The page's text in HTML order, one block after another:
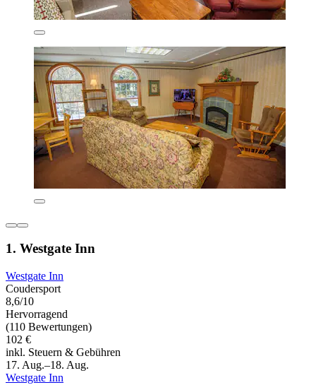
1. Westgate Inn
Westgate Inn
Coudersport
8,6/10
Hervorragend
(110 Bewertungen)
102 €
inkl. Steuern & Gebühren
17. Aug.–18. Aug.
Westgate Inn